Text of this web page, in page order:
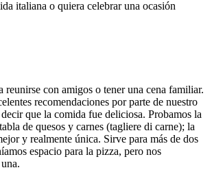
italiana o quiera celebrar una ocasión
reunirse con amigos o tener una cena familiar.
recomendaciones por parte de nuestro
que la comida fue deliciosa. Probamos la
de quesos y carnes (tagliere di carne); la
y realmente única. Sirve para más de dos
espacio para la pizza, pero nos